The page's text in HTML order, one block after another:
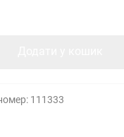
111333